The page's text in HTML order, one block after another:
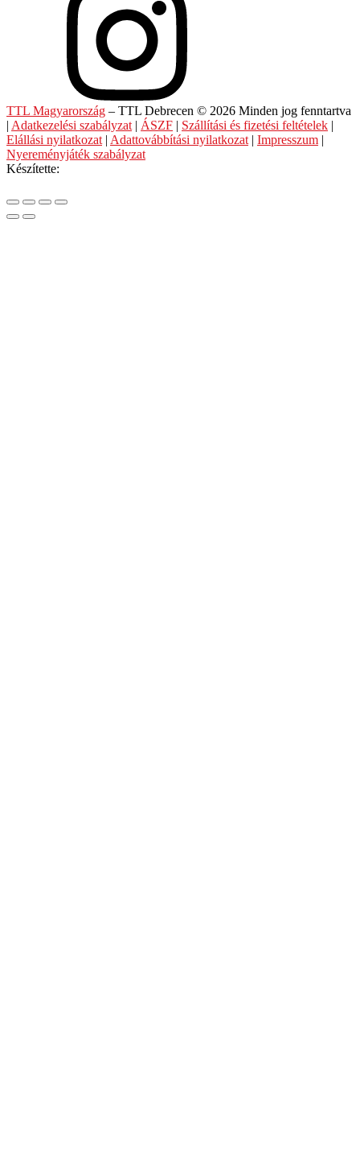
TTL Magyarország – TTL Debrecen © 2026 Minden jog fenntartva
| Adatkezelési szabályzat | ÁSZF | Szállítási és fizetési feltételek |
Elállási nyilatkozat | Adattovábbítási nyilatkozat | Impresszum |
Nyereményjáték szabályzat
Készítette: